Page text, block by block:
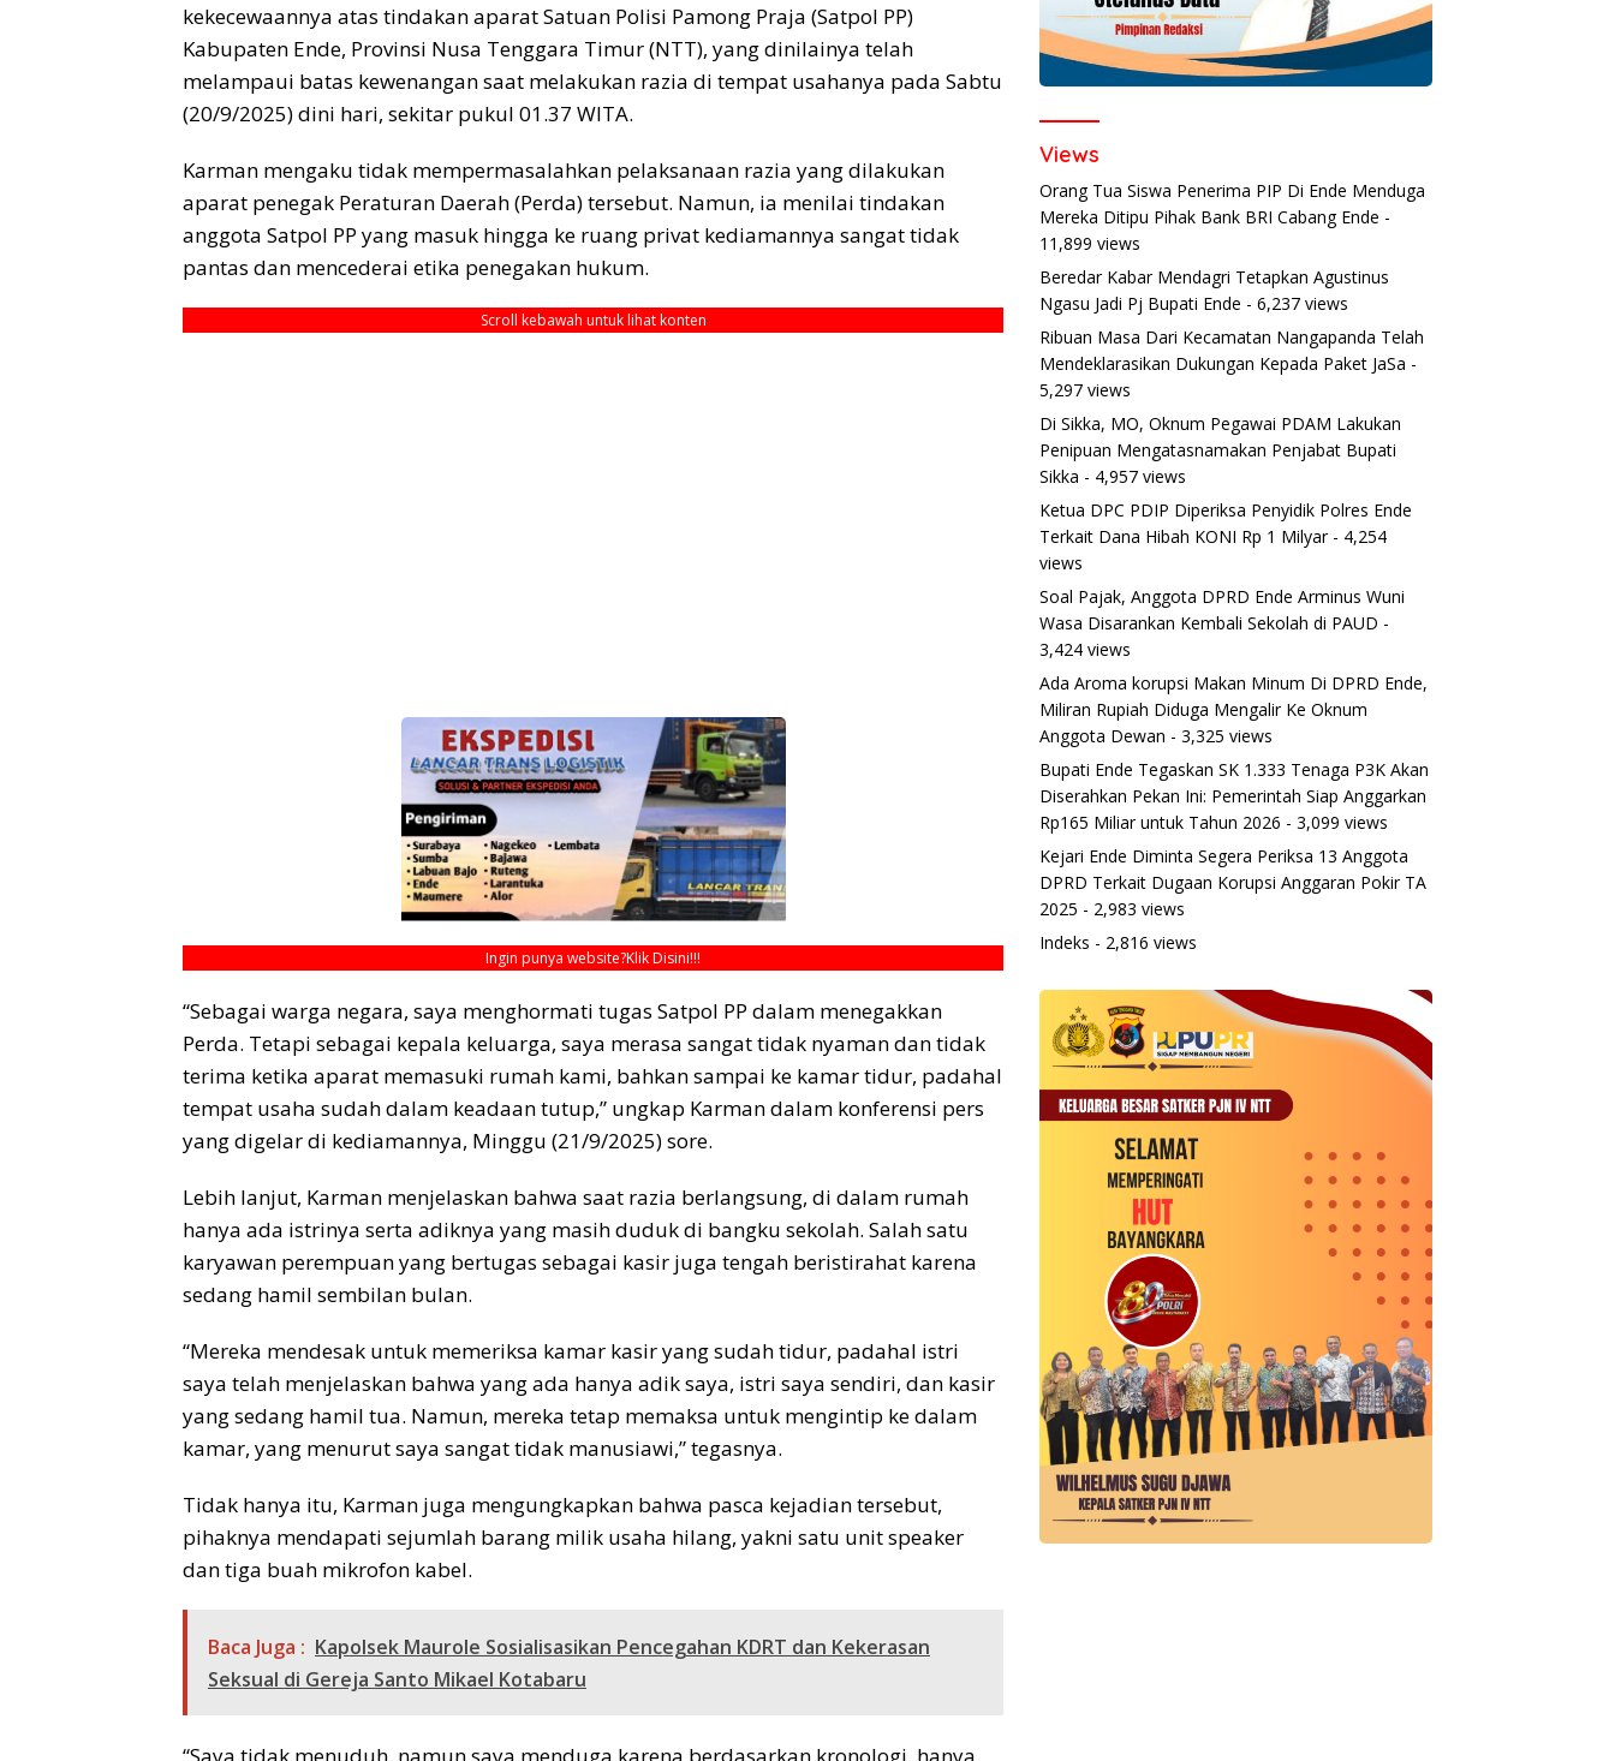
kekecewaannya atas tindakan aparat Satuan Polisi Pamong Praja (Satpol PP)
Kabupaten Ende, Provinsi Nusa Tenggara Timur (NTT), yang dinilainya telah
melampaui batas kewenangan saat melakukan razia di tempat usahanya pada Sabtu
(20/9/2025) dini hari, sekitar pukul 01.37 WITA.
Karman mengaku tidak mempermasalahkan pelaksanaan razia yang dilakukan
aparat penegak Peraturan Daerah (Perda) tersebut. Namun, ia menilai tindakan
anggota Satpol PP yang masuk hingga ke ruang privat kediamannya sangat tidak
pantas dan mencederai etika penegakan hukum.
Scroll kebawah untuk lihat konten
Ingin punya website?Klik Disini!!!
“Sebagai warga negara, saya menghormati tugas Satpol PP dalam menegakkan
Perda. Tetapi sebagai kepala keluarga, saya merasa sangat tidak nyaman dan tidak
terima ketika aparat memasuki rumah kami, bahkan sampai ke kamar tidur, padahal
tempat usaha sudah dalam keadaan tutup,” ungkap Karman dalam konferensi pers
yang digelar di kediamannya, Minggu (21/9/2025) sore.
Lebih lanjut, Karman menjelaskan bahwa saat razia berlangsung, di dalam rumah
hanya ada istrinya serta adiknya yang masih duduk di bangku sekolah. Salah satu
karyawan perempuan yang bertugas sebagai kasir juga tengah beristirahat karena
sedang hamil sembilan bulan.
“Mereka mendesak untuk memeriksa kamar kasir yang sudah tidur, padahal istri
saya telah menjelaskan bahwa yang ada hanya adik saya, istri saya sendiri, dan kasir
yang sedang hamil tua. Namun, mereka tetap memaksa untuk mengintip ke dalam
kamar, yang menurut saya sangat tidak manusiawi,” tegasnya.
Tidak hanya itu, Karman juga mengungkapkan bahwa pasca kejadian tersebut,
pihaknya mendapati sejumlah barang milik usaha hilang, yakni satu unit speaker
dan tiga buah mikrofon kabel.
Baca Juga : Kapolsek Maurole Sosialisasikan Pencegahan KDRT dan Kekerasan
Seksual di Gereja Santo Mikael Kotabaru
“Saya tidak menuduh, namun saya menduga karena berdasarkan kronologi, hanya
Views
Orang Tua Siswa Penerima PIP Di Ende Menduga
Mereka Ditipu Pihak Bank BRI Cabang Ende -
11,899 views
Beredar Kabar Mendagri Tetapkan Agustinus
Ngasu Jadi Pj Bupati Ende - 6,237 views
Ribuan Masa Dari Kecamatan Nangapanda Telah
Mendeklarasikan Dukungan Kepada Paket JaSa -
5,297 views
Di Sikka, MO, Oknum Pegawai PDAM Lakukan
Penipuan Mengatasnamakan Penjabat Bupati
Sikka - 4,957 views
Ketua DPC PDIP Diperiksa Penyidik Polres Ende
Terkait Dana Hibah KONI Rp 1 Milyar- 4,254
views
Soal Pajak, Anggota DPRD Ende Arminus Wuni
Wasa Disarankan Kembali Sekolah di PAUD -
3,424 views
Ada Aroma korupsi Makan Minum Di DPRD Ende,
Miliran Rupiah Diduga Mengalir Ke Oknum
Anggota Dewan - 3,325 views
Bupati Ende Tegaskan SK 1.333 Tenaga P3K Akan
Diserahkan Pekan Ini: Pemerintah Siap Anggarkan
Rp165 Miliar untuk Tahun 2026 - 3,099 views
Kejari Ende Diminta Segera Periksa 13 Anggota
DPRD Terkait Dugaan Korupsi Anggaran Pokir TA
2025 - 2,983 views
Indeks - 2,816 views